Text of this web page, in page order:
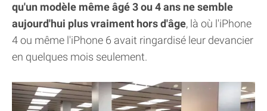
qu'un modèle même âgé 3 ou 4 ans ne semble
aujourd'hui plus vraiment hors d'âge, là où l'iPhone
4 ou même l'iPhone 6 avait ringardisé leur devancier
en quelques mois seulement.